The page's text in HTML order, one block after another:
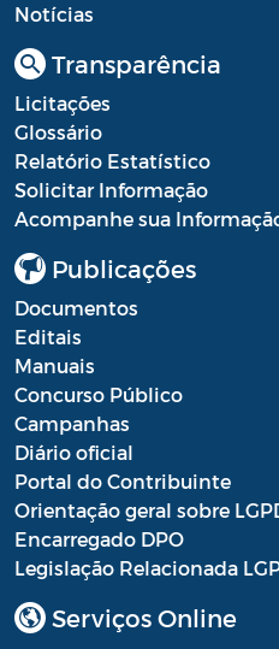
Notícias
Transparência
Licitações
Glossário
Relatório Estatístico
Solicitar Informação
Acompanhe sua
Publicações
Documentos
Editais
Manuais
Concurso Público
Campanhas
Diário oficial
Portal do Contribuinte
Orientação geral sobre
Encarregado DPO
Legislação Relacionada
Serviços Online